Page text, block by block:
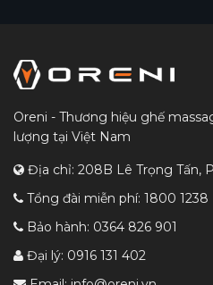
Oreni - Thương hiệu ghế
lượng tại Việt Nam
Địa chỉ: 208B Lê Trọng Tấn,
Tổng đài miễn phí: 1800 1238
Bảo hành: 0364 826 901
Đại lý: 0916 131 402